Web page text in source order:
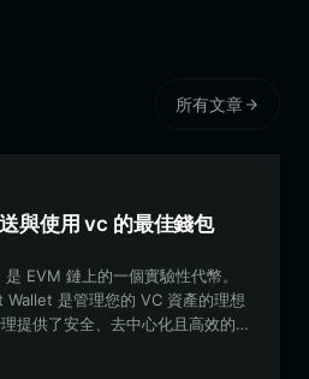
所有文章
與使用 vc 的最佳錢包
EVM 鏈上的一個實驗性代幣。
是管理您的 VC 資產的理想
提供了安全、去中心化且高效的